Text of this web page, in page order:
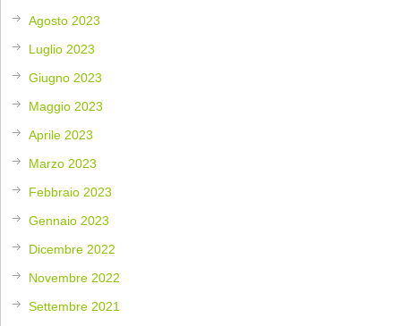
Agosto 2023
Luglio 2023
Giugno 2023
Maggio 2023
Aprile 2023
Marzo 2023
Febbraio 2023
Gennaio 2023
Dicembre 2022
Novembre 2022
Settembre 2021